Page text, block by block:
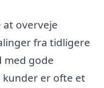
at overveje
fra tidligere
med gode
er ofte et